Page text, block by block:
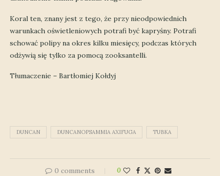
Koral ten, znany jest z tego, że przy nieodpowiednich
warunkach oświetleniowych potrafi być kapryśny. Potrafi
schować polipy na okres kilku miesięcy, podczas których
odżywią się tylko za pomocą zooksantelli.
Tłumaczenie – Bartłomiej Kołdyj
DUNCAN DUNCANOPSAMMIA AXIFUGA TUBKA
0 comments 0